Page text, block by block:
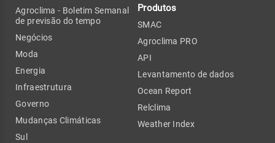
Agroclima - Boletim Semanal
de previsão do tempo
Negócios
Moda
Energia
Infraestrutura
Governo
Mudanças Climáticas
Sul
Produtos
SMAC
Agroclima PRO
API
Levantamento de dados
Ocean Report
Relclima
Weather Index